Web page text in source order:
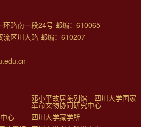
环路南一段24号 邮编：610065
流区川大路 邮编：610207
邓小平故居陈列馆—四川大学国家
革命文物协同研究中心
心
四川大学藏学所